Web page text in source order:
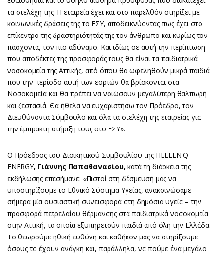
τα στελέχη της. Η εταιρεία έχει και στο παρελθόν στηρίξει με
κοινωνικές δράσεις της το ΕΣΥ, αποδεικνύοντας πως έχει στο
επίκεντρο της δραστηριότητάς της τον άνθρωπο και κυρίως τον
πάσχοντα, τον πιο αδύναμο. Και ιδίως σε αυτή την περίπτωση
που αποδέκτες της προσφοράς τους θα είναι τα παιδιατρικά
νοσοκομεία της Αττικής, από όπου θα ωφεληθούν μικρά παιδιά
που την περίοδο αυτή των εορτών θα βρίσκονται στα
Νοσοκομεία και θα πρέπει να νοιώσουν μεγαλύτερη θαλπωρή
και ζεστασιά. Θα ήθελα να ευχαριστήσω τον Πρόεδρο, τον
Διευθύνοντα Σύμβουλο και όλα τα στελέχη της εταιρείας για
την έμπρακτη στήριξη τους στο ΕΣΥ».
Ο Πρόεδρος του Διοικητικού Συμβουλίου της HELLENiQ
ENERGY, Γιάννης Παπαθανασίου, κατά τη διάρκεια της
εκδήλωσης επεσήμανε: «Πιστοί στη δέσμευσή μας να
υποστηρίζουμε το Εθνικό Σύστημα Υγείας, ανακοινώσαμε
σήμερα μία ουσιαστική συνεισφορά στη δημόσια υγεία – την
προσφορά πετρελαίου θέρμανσης στα παιδιατρικά νοσοκομεία
στην Αττική, τα οποία εξυπηρετούν παιδιά από όλη την Ελλάδα.
Το θεωρούμε ηθική ευθύνη και καθήκον μας να στηρίξουμε
όσους το έχουν ανάγκη και, παράλληλα, να πούμε ένα μεγάλο